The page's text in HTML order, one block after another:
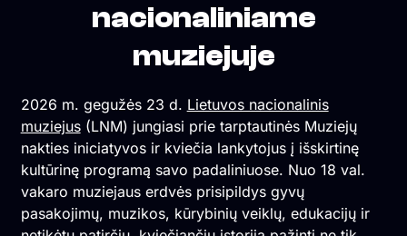
nacionaliniame
muziejuje
2026 m. gegužės 23 d. Lietuvos nacionalinis
muziejus(LNM) jungiasi prie tarptautinės Muziejų
nakties iniciatyvos ir kviečia lankytojus į išskirtinę
kultūrinę programą savo padaliniuose. Nuo 18 val.
vakaro muziejaus erdvės prisipildys gyvų
pasakojimų, muzikos, kūrybinių veiklų, edukacijų ir